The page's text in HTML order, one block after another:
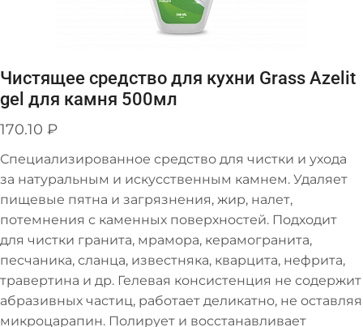
Чистящее средство для кухни Grass Azelit
gel для камня 500мл
170.10 ₽
Специализированное средство для чистки и ухода
за натуральным и искусственным камнем. Удаляет
пищевые пятна и загрязнения, жир, налет,
потемнения с каменных поверхностей. Подходит
для чистки гранита, мрамора, керамогранита,
песчаника, сланца, известняка, кварцита, нефрита,
травертина и др. Гелевая консистенция не содержит
абразивных частиц, работает деликатно, не оставляя
микроцарапин. Полирует и восстанавливает